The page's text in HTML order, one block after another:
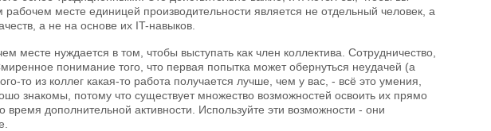
месте единицей производительности является не отдельный человек, а
а не на основе их IT-навыков.
нуждается в том, чтобы выступать как член коллектива. Сотрудничество,
понимание того, что первая попытка может обернуться неудачей (а
то из коллег какая-то работа получается лучше, чем у вас, - всё это умения,
знакомы, потому что существует множество возможностей освоить их прямо
дополнительной активности. Используйте эти возможности - они